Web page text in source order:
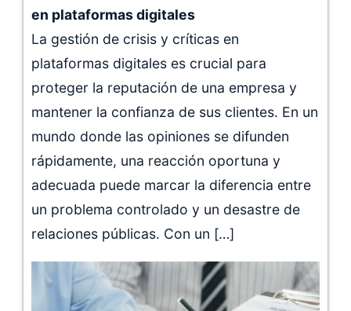
en plataformas digitales
La gestión de crisis y críticas en
plataformas digitales es crucial para
proteger la reputación de una empresa y
mantener la confianza de sus clientes. En un
mundo donde las opiniones se difunden
rápidamente, una reacción oportuna y
adecuada puede marcar la diferencia entre
un problema controlado y un desastre de
relaciones públicas. Con un […]